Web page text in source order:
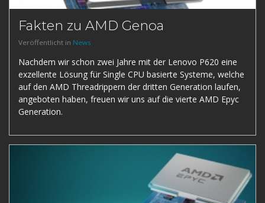
Fakten zu AMD Genoa
Veröffentlicht in News
Nachdem wir schon zwei Jahre mit der Lenovo P620 eine
exzellente Lösung für Single CPU basierte Systeme, welche
auf den AMD Threadrippern der dritten Generation laufen,
angeboten haben, freuen wir uns auf die vierte AMD Epyc
Generation.